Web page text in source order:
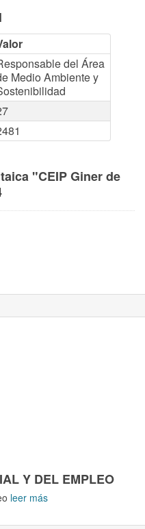
del Área
Medio Ambiente y
"CEIP Giner de
Y DEL EMPLEO
leer más